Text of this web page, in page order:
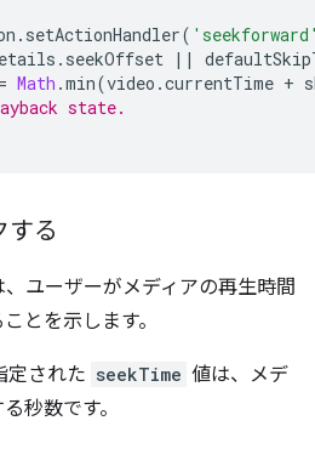
. setActionHandler(
. seekOffset ||
= Math .min(video .currentTime +
state.
する
、ユーザーがメディアの再生時間
とを示します。
定された seekTime 値は、メデ
秒数です。